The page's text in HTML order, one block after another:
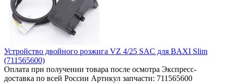
Устройство двойного розжига VZ 4/25 SAC для BAXI Slim
(711565600)
Оплата при получении товара после осмотра Экспресс-
доставка по всей России Артикул запчасти: 711565600